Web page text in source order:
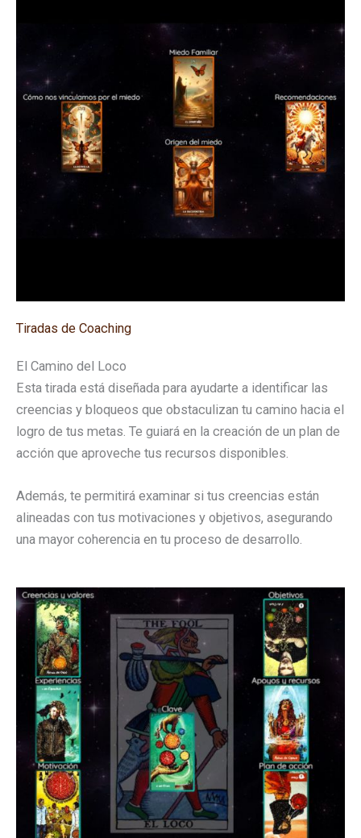
Tiradas de Coaching
El Camino del Loco
Esta tirada está diseñada para ayudarte a identificar las
creencias y bloqueos que obstaculizan tu camino hacia el
logro de tus metas. Te guiará en la creación de un plan de
acción que aproveche tus recursos disponibles.
Además, te permitirá examinar si tus creencias están
alineadas con tus motivaciones y objetivos, asegurando
una mayor coherencia en tu proceso de desarrollo.